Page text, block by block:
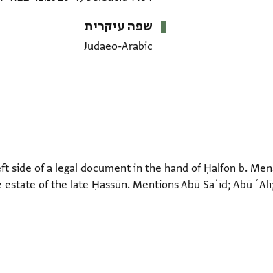
שפה עיקרית
Judaeo-Arabic
side of a legal document in the hand of Ḥalfon b.
estate of the late Ḥassūn. Mentions Abū Saʿīd; Abū